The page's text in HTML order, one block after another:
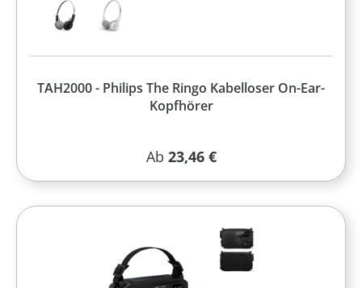
TAH2000 - Philips The Ringo Kabelloser On-Ear-
Kopfhörer
Regulärer Preis:
Ab 23,46 €